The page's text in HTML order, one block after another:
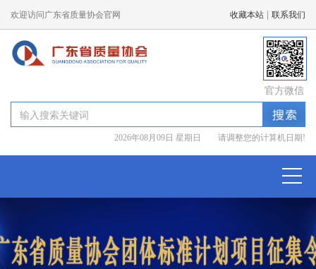
欢迎访问广东省质量协会官网 收藏本站 联系我们
官方微信
2026年08月09日 星期日 请调整您的计算机日期!